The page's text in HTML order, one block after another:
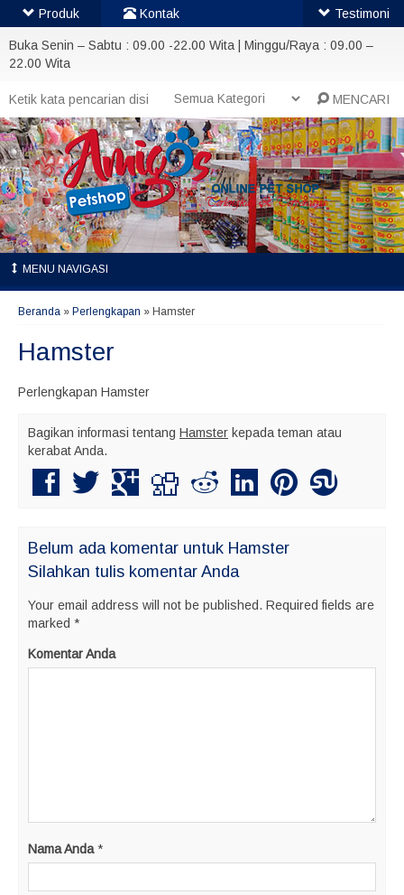
Buka Senin – Sabtu : 09.00 -22.00 Wita | Minggu/Raya : 09.00 –
22.00 Wita
MENCARI
MENU NAVIGASI
Beranda » Perlengkapan » Hamster
Hamster
Perlengkapan Hamster
Bagikan informasi tentang Hamster kepada teman atau
kerabat Anda.
Belum ada komentar untuk Hamster
Silahkan tulis komentar Anda
Your email address will not be published. Required fields are
marked *
Komentar Anda
Nama Anda *
Produk Kontak Testimoni